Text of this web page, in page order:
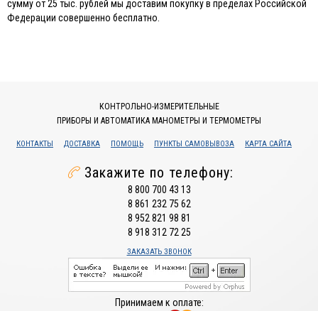
сумму от 25 тыс. рублей мы доставим покупку в пределах Российской
Федерации совершенно бесплатно.
КОНТРОЛЬНО-ИЗМЕРИТЕЛЬНЫЕ
ПРИБОРЫ И АВТОМАТИКА МАНОМЕТРЫ И ТЕРМОМЕТРЫ
КОНТАКТЫ ДОСТАВКА ПОМОЩЬ ПУНКТЫ САМОВЫВОЗА КАРТА САЙТА
Закажите по телефону:
8 800 700 43 13
8 861 232 75 62
8 952 821 98 81
8 918 312 72 25
ЗАКАЗАТЬ ЗВОНОК
Принимаем к оплате: